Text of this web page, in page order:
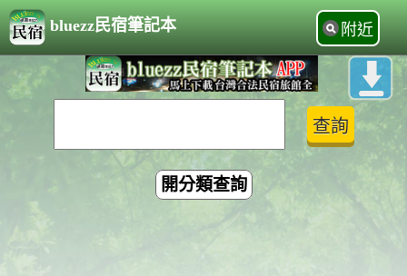
bluezz民宿筆記本 附近
開分類查詢